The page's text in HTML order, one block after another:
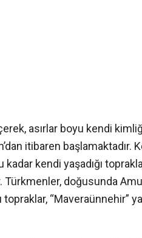
asırlar boyu kendi
itibaren başlamaktadır.
kendi yaşadığı
doğusunda
“Maveraünnehir”